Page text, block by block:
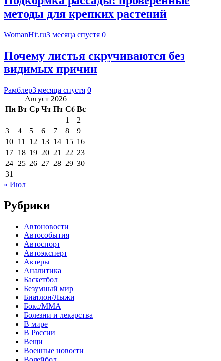
методы для крепких растений
WomanHit.ru3 месяца спустя 0
Почему листья скручиваются без
видимых причин
Рамблер3 месяца спустя 0
Август 2026
Пн Вт Ср Чт Пт Сб Вс
1
2
3
4 5 6 7 8
9
10 11 12 13 14 15 16
17 18 19 20 21 22 23
24 25 26 27 28 29 30
31
« Июл
Рубрики
Автоновости
Автособытия
Автоспорт
Автоэксперт
Актеры
Аналитика
Баскетбол
Безумный мир
Биатлон/Лыжи
Бокс/MMA
Болезни и лекарства
В мире
В России
Вещи
Военные новости
Волейбол